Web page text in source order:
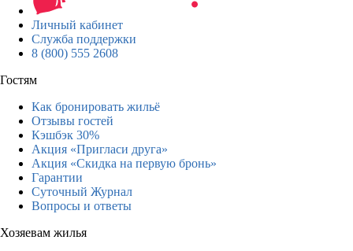
Личный кабинет
Служба поддержки
8 (800) 555 2608
Гостям
Как бронировать жильё
Отзывы гостей
Кэшбэк 30%
Акция «Пригласи друга»
Акция «Скидка на первую бронь»
Гарантии
Суточный Журнал
Вопросы и ответы
Хозяевам жилья